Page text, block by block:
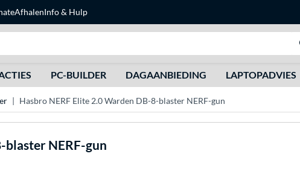
AfhalenInfo & Hulp
PC-BUILDER DAGAANBIEDING LAPTOPADVIES
Hasbro NERF Elite 2.0 Warden DB-8-blaster NERF-gun
blaster NERF-gun